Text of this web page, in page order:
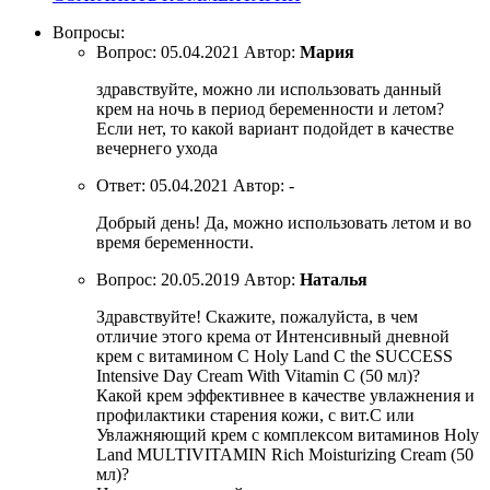
Вопросы:
Вопрос: 05.04.2021 Автор: Мария
здравствуйте, можно ли использовать данный
крем на ночь в период беременности и летом?
Если нет, то какой вариант подойдет в качестве
вечернего ухода
Ответ: 05.04.2021 Автор: -
Добрый день! Да, можно использовать летом и во
время беременности.
Вопрос: 20.05.2019 Автор: Наталья
Здравствуйте! Скажите, пожалуйста, в чем
отличие этого крема от Интенсивный дневной
крем с витамином С Holy Land C the SUCCESS
Intensive Day Cream With Vitamin C (50 мл)?
Какой крем эффективнее в качестве увлажнения и
профилактики старения кожи, с вит.С или
Увлажняющий крем с комплексом витаминов Holy
Land MULTIVITAMIN Rich Moisturizing Cream (50
мл)?